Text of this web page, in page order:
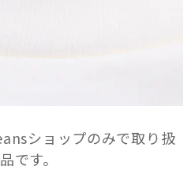
ショップのみで取り扱
です。